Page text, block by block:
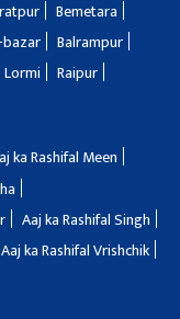
Bemetara
Balrampur
Lormi
Raipur
ka Rashifal Meen
Aaj ka Rashifal Singh
Aaj ka Rashifal Vrishchik